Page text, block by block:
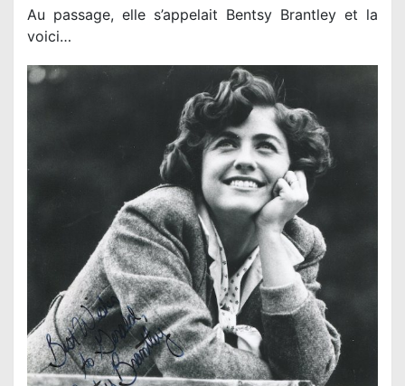
Au passage, elle s’appelait Bentsy Brantley et la
voici…